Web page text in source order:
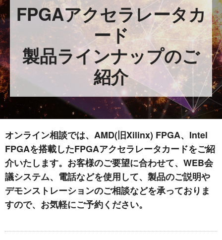
FPGAアクセラレータカ
ード
製品ラインナップのご
紹介
オンライン相談では、AMD(旧Xilinx) FPGA、Intel
FPGAを搭載したFPGAアクセラレータカードをご紹
介いたします。お客様のご要望に合わせて、WEB会
議システム、電話などを使用して、製品のご説明や
デモンストレーションのご相談などを承っておりま
すので、お気軽にご予約ください。